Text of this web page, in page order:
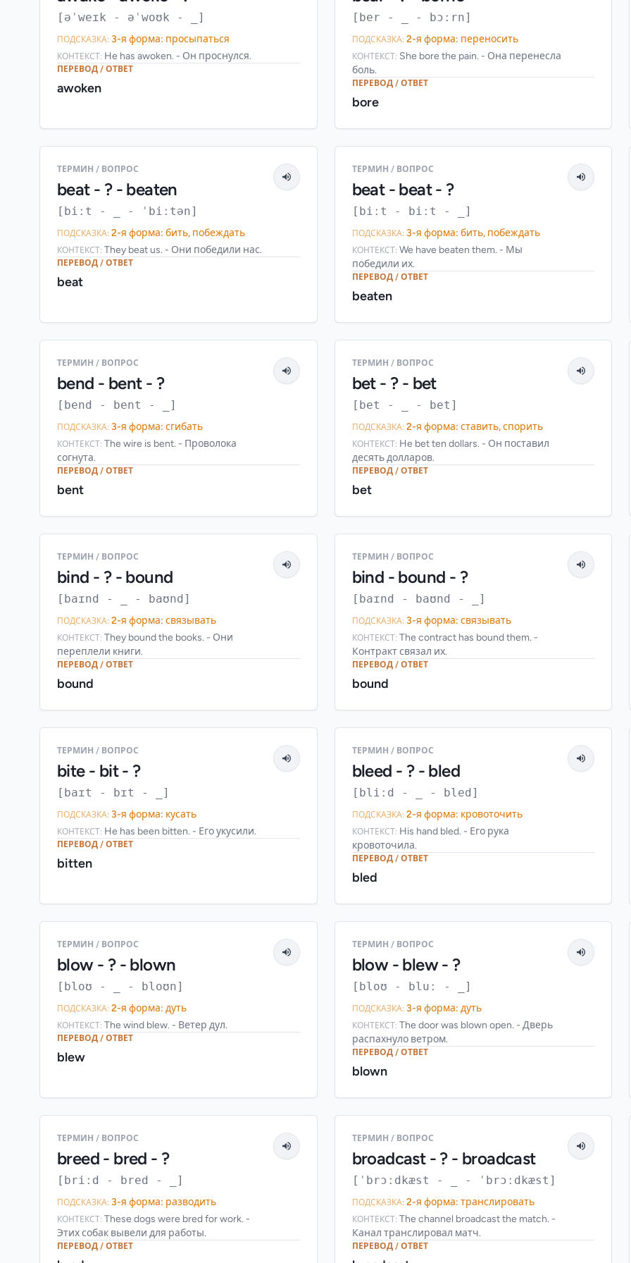
[əˈweɪk - əˈwoʊk - _]
ПОДСКАЗКА: 3-я форма: просыпаться
КОНТЕКСТ: He has awoken. - Он проснулся.
ПЕРЕВОД / ОТВЕТ
awoken
[ber - _ - bɔːrn]
ПОДСКАЗКА:2-я форма: переносить
КОНТЕКСТ: She bore the pain. - Она перенесла
боль.
ПЕРЕВОД / ОТВЕТ
bore
ТЕРМИН / ВОПРОС
beat - ? - beaten
[biːt - _ - ˈbiːtən]
ПОДСКАЗКА: 2-я форма: бить, побеждать
КОНТЕКСТ: They beat us. - Они победили нас.
ПЕРЕВОД / ОТВЕТ
beat
ТЕРМИН / ВОПРОС
beat - beat - ?
[biːt - biːt - _]
ПОДСКАЗКА:3-я форма: бить, побеждать
КОНТЕКСТ: We have beaten them. - Мы
победили их.
ПЕРЕВОД / ОТВЕТ
beaten
ТЕРМИН / ВОПРОС
bend - bent - ?
[bend - bent - _]
ПОДСКАЗКА: 3-я форма: сгибать
КОНТЕКСТ: The wire is bent. - Проволока
согнута.
ПЕРЕВОД / ОТВЕТ
bent
ТЕРМИН / ВОПРОС
bet - ? - bet
[bet - _ - bet]
ПОДСКАЗКА:2-я форма: ставить, спорить
КОНТЕКСТ: He bet ten dollars. - Он поставил
десять долларов.
ПЕРЕВОД / ОТВЕТ
bet
ТЕРМИН / ВОПРОС
bind - ? - bound
[baɪnd - _ - baʊnd]
ПОДСКАЗКА: 2-я форма: связывать
КОНТЕКСТ: They bound the books. - Они
переплели книги.
ПЕРЕВОД / ОТВЕТ
bound
ТЕРМИН / ВОПРОС
bind - bound - ?
[baɪnd - baʊnd - _]
ПОДСКАЗКА:3-я форма: связывать
КОНТЕКСТ: The contract has bound them. -
Контракт связал их.
ПЕРЕВОД / ОТВЕТ
bound
ТЕРМИН / ВОПРОС
bite - bit - ?
[baɪt - bɪt - _]
ПОДСКАЗКА: 3-я форма: кусать
КОНТЕКСТ: He has been bitten. - Его укусили.
ПЕРЕВОД / ОТВЕТ
bitten
ТЕРМИН / ВОПРОС
bleed - ? - bled
[bliːd - _ - bled]
ПОДСКАЗКА:2-я форма: кровоточить
КОНТЕКСТ: His hand bled. - Его рука
кровоточила.
ПЕРЕВОД / ОТВЕТ
bled
ТЕРМИН / ВОПРОС
blow - ? - blown
[bloʊ - _ - bloʊn]
ПОДСКАЗКА: 2-я форма: дуть
КОНТЕКСТ: The wind blew. - Ветер дул.
ПЕРЕВОД / ОТВЕТ
blew
ТЕРМИН / ВОПРОС
blow - blew - ?
[bloʊ - bluː - _]
ПОДСКАЗКА:3-я форма: дуть
КОНТЕКСТ: The door was blown open. - Дверь
распахнуло ветром.
ПЕРЕВОД / ОТВЕТ
blown
ТЕРМИН / ВОПРОС
breed - bred - ?
[briːd - bred - _]
ПОДСКАЗКА: 3-я форма: разводить
КОНТЕКСТ: These dogs were bred for work. -
Этих собак вывели для работы.
ПЕРЕВОД / ОТВЕТ
ТЕРМИН / ВОПРОС
broadcast - ? - broadcast
[ˈbrɔːdkæst - _ - ˈbrɔːdkæst]
ПОДСКАЗКА:2-я форма: транслировать
КОНТЕКСТ: The channel broadcast the match. -
Канал транслировал матч.
ПЕРЕВОД / ОТВЕТ